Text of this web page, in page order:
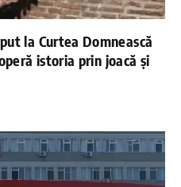
la Curtea Domnească
istoria prin joacă și